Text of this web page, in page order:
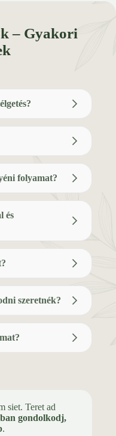
– Gyakori
folyamat?
és
szeretnék?
siet. Teret ad
gondolkodj,
.